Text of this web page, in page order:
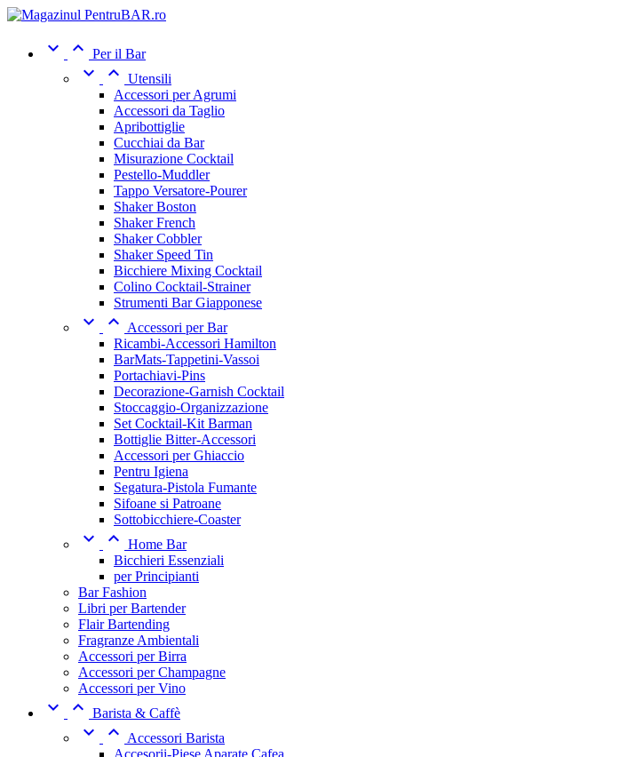
  Per il Bar
  Utensili
Accessori per Agrumi
Accessori da Taglio
Apribottiglie
Cucchiai da Bar
Misurazione Cocktail
Pestello-Muddler
Tappo Versatore-Pourer
Shaker Boston
Shaker French
Shaker Cobbler
Shaker Speed Tin
Bicchiere Mixing Cocktail
Colino Cocktail-Strainer
Strumenti Bar Giapponese
  Accessori per Bar
Ricambi-Accessori Hamilton
BarMats-Tappetini-Vassoi
Portachiavi-Pins
Decorazione-Garnish Cocktail
Stoccaggio-Organizzazione
Set Cocktail-Kit Barman
Bottiglie Bitter-Accessori
Accessori per Ghiaccio
Pentru Igiena
Segatura-Pistola Fumante
Sifoane si Patroane
Sottobicchiere-Coaster
  Home Bar
Bicchieri Essenziali
per Principianti
Bar Fashion
Libri per Bartender
Flair Bartending
Fragranze Ambientali
Accessori per Birra
Accessori per Champagne
Accessori per Vino
  Barista & Caffè
  Accessori Barista
Accesorii-Piese Aparate Cafea